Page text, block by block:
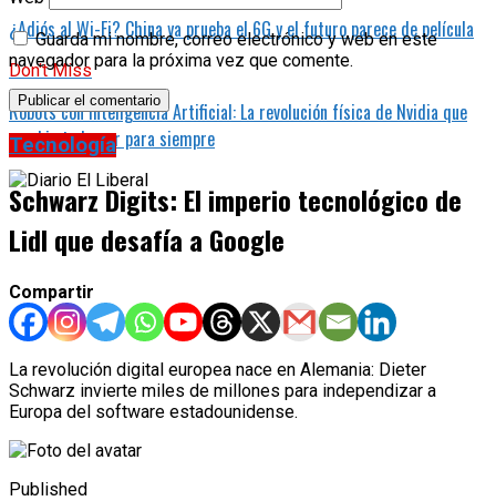
¿Adiós al Wi-Fi? China ya prueba el 6G y el futuro parece de película
Don't Miss
Robots con Inteligencia Artificial: La revolución física de Nvidia que
cambia tu hogar para siempre
Guarda mi nombre, correo electrónico y web en este
navegador para la próxima vez que comente.
Tecnología
Schwarz Digits: El imperio tecnológico de
Lidl que desafía a Google
Compartir
La revolución digital europea nace en Alemania: Dieter
Schwarz invierte miles de millones para independizar a
Europa del software estadounidense.
Published